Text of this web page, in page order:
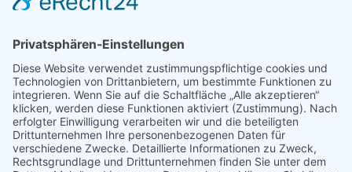
HEIMISCHE REPTILIEN KENNEN, MELDEN, SCHÜTZEN